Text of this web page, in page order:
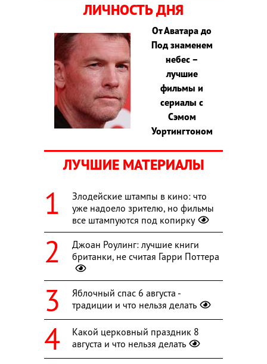
ЛИЧНОСТЬ ДНЯ
От Аватара до
Под знаменем
небес –
лучшие
фильмы и
сериалы с
Сэмом
Уортингтоном
ЛУЧШИЕ МАТЕРИАЛЫ
Злодейские штампы в кино: что
уже надоело зрителю, но фильмы
все штампуются под копирку
Джоан Роулинг: лучшие книги
британки, не считая Гарри Поттера
Яблочный спас 6 августа -
традиции и что нельзя делать
Какой церковный праздник 8
августа и что нельзя делать